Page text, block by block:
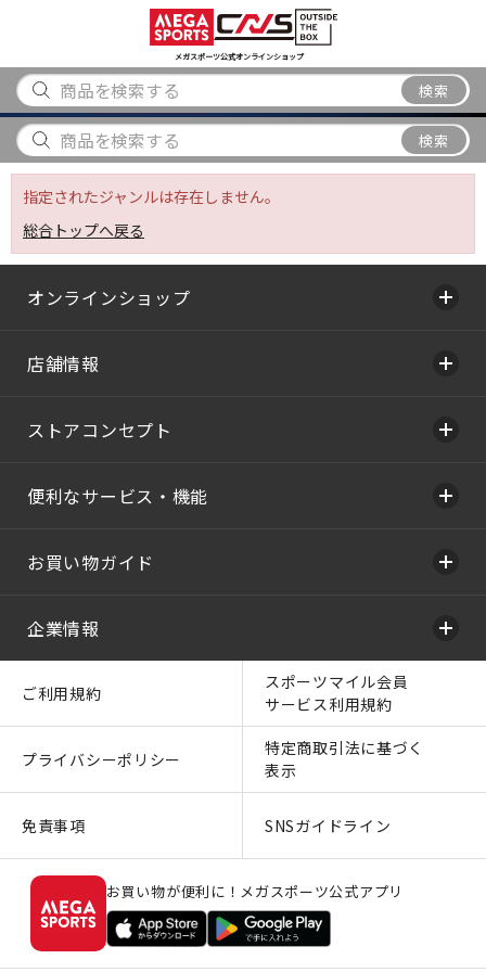
メガスポーツ公式オンラインショップ
検索
アウトドア
から探す
ブランド
から探す
検索
指定されたジャンルは存在しません。
総合トップへ戻る
オンラインショップ
店舗情報
ストアコンセプト
便利なサービス・機能
お買い物ガイド
企業情報
ご利用規約
スポーツマイル会員
サービス利用規約
プライバシーポリシー
特定商取引法に基づく
表示
免責事項 SNSガイドライン
お買い物が便利に！メガスポーツ公式アプリ